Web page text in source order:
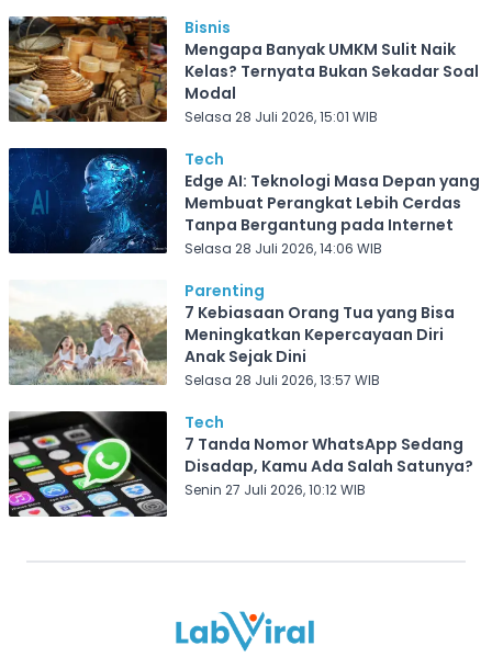
Bisnis
Mengapa Banyak UMKM Sulit Naik
Kelas? Ternyata Bukan Sekadar Soal
Modal
Selasa 28 Juli 2026, 15:01 WIB
Tech
Edge AI: Teknologi Masa Depan yang
Membuat Perangkat Lebih Cerdas
Tanpa Bergantung pada Internet
Selasa 28 Juli 2026, 14:06 WIB
Parenting
7 Kebiasaan Orang Tua yang Bisa
Meningkatkan Kepercayaan Diri
Anak Sejak Dini
Selasa 28 Juli 2026, 13:57 WIB
Tech
7 Tanda Nomor WhatsApp Sedang
Disadap, Kamu Ada Salah Satunya?
Senin 27 Juli 2026, 10:12 WIB